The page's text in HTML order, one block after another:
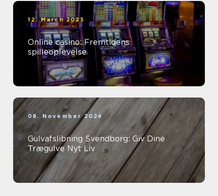
12. March 2025
Online casino: Fremtidens
spilleoplevelse
08. November 2024
Gulvafslibning Svendborg: Giv Dine
Trægulve Nyt Liv